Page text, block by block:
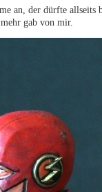
an, der dürfte allseits
gab von mir.